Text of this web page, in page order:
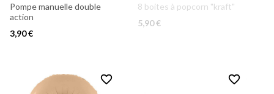
Pompe manuelle double
action
3,90 €
8 boites à popcorn "kraft"
5,90 €
favorite_border favorite_border